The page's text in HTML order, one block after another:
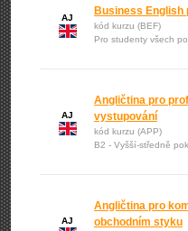
AJ
Business
kód kurzu (BEF)
Pro studenty všech
AJ
Angličtina pro
vystupování
kód kurzu (APP)
B2 - Vyšší-středně
AJ
Angličtina pro
obchodním styku